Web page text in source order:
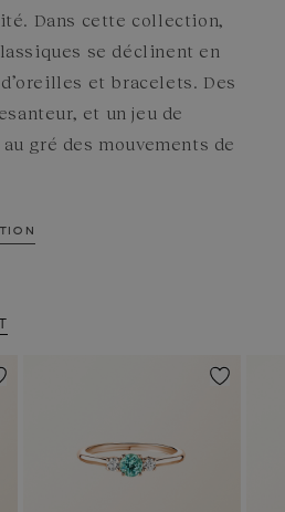
Dans cette collection,
se déclinent en
et bracelets. Des
et un jeu de
gré des mouvements de